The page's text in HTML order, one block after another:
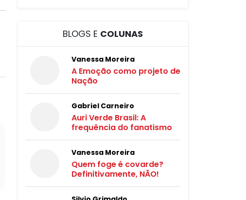
BLOGS E COLUNAS
Vanessa Moreira
A Emoção como projeto de
Nação
Gabriel Carneiro
Auri Verde Brasil: A
frequência do fanatismo
Vanessa Moreira
Quem foge é covarde?
Definitivamente, NÃO!